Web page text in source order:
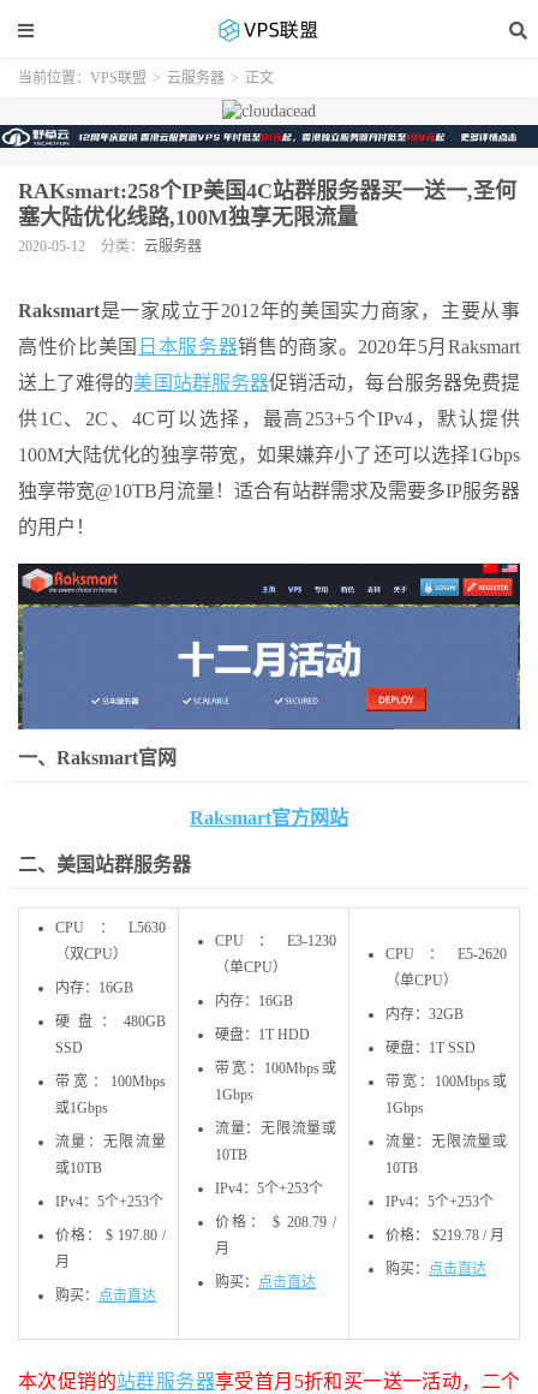
当前位置： VPS联盟 > 云服务器 > 正文
RAKsmart:258个IP美国4C站群服务器买一送一,圣何
塞大陆优化线路,100M独享无限流量
2020-05-12 分类： 云服务器
Raksmart是一家成立于2012年的美国实力商家，主要从事
高性价比美国 日本服务器销售的商家。2020年5月Raksmart
送上了难得的美国站群服务器促销活动，每台服务器免费提
供1C、2C、4C可以选择，最高253+5个IPv4，默认提供
100M大陆优化的独享带宽，如果嫌弃小了还可以选择1Gbps
独享带宽@10TB月流量！适合有站群需求及需要多IP服务器
的用户！
一、Raksmart官网
Raksmart官方网站
二、美国站群服务器
CPU：L5630
（双CPU）
内存：16GB
硬盘：480GB
SSD
带宽：100Mbps
或1Gbps
流量：无限流量
或10TB
IPv4：5个+253个
价格： $ 197.80 /
月
购买： 点击直达
CPU：E3-1230
（单CPU）
内存：16GB
硬盘：1T HDD
带宽：100Mbps或
1Gbps
流量：无限流量或
10TB
IPv4：5个+253个
价格： $ 208.79 /
月
购买： 点击直达
CPU：E5-2620
（单CPU）
内存：32GB
硬盘：1T SSD
带宽：100Mbps或
1Gbps
流量：无限流量或
10TB
IPv4：5个+253个
价格： $219.78 / 月
购买： 点击直达
本次促销的站群服务器享受首月5折和买一送一活动，二个